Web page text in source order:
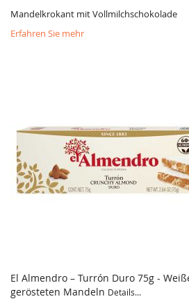
Mandelkrokant mit Vollmilchschokolade
Erfahren Sie mehr
El Almendro – Turrón Duro 75g -
gerösteten Mandeln Details...